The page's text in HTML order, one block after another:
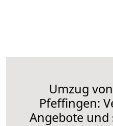
Umzug
Pfeffingen:
Angebote und